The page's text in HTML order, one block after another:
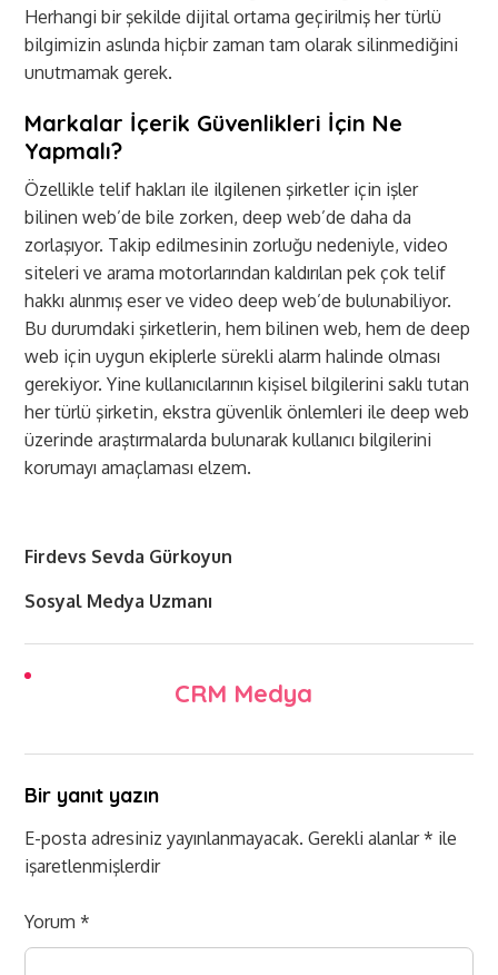
Herhangi bir şekilde dijital ortama geçirilmiş her türlü
bilgimizin aslında hiçbir zaman tam olarak silinmediğini
unutmamak gerek.
Markalar İçerik Güvenlikleri İçin Ne
Yapmalı?
Özellikle telif hakları ile ilgilenen şirketler için işler
bilinen web’de bile zorken, deep web’de daha da
zorlaşıyor. Takip edilmesinin zorluğu nedeniyle, video
siteleri ve arama motorlarından kaldırılan pek çok telif
hakkı alınmış eser ve video deep web’de bulunabiliyor.
Bu durumdaki şirketlerin, hem bilinen web, hem de deep
web için uygun ekiplerle sürekli alarm halinde olması
gerekiyor. Yine kullanıcılarının kişisel bilgilerini saklı tutan
her türlü şirketin, ekstra güvenlik önlemleri ile deep web
üzerinde araştırmalarda bulunarak kullanıcı bilgilerini
korumayı amaçlaması elzem.
Firdevs Sevda Gürkoyun
Sosyal Medya Uzmanı
CRM Medya
Bir yanıt yazın
E-posta adresiniz yayınlanmayacak. Gerekli alanlar* ile
işaretlenmişlerdir
Yorum*